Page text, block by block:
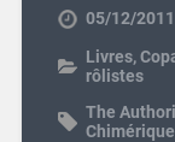
05/12/2011
Livres,
rôlistes
The
Chimérique